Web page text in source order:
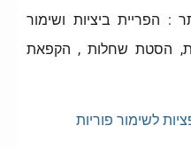
: הפריית ביציות ושימור
הסטת שחלות , הקפאת
לשימור פוריות